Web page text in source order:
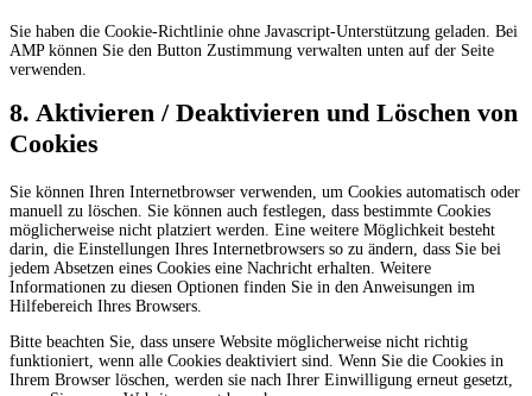
Sie haben die Cookie-Richtlinie ohne Javascript-Unterstützung geladen. Bei
AMP können Sie den Button Zustimmung verwalten unten auf der Seite
verwenden.
8. Aktivieren / Deaktivieren und Löschen von
Cookies
Sie können Ihren Internetbrowser verwenden, um Cookies automatisch oder
manuell zu löschen. Sie können auch festlegen, dass bestimmte Cookies
möglicherweise nicht platziert werden. Eine weitere Möglichkeit besteht
darin, die Einstellungen Ihres Internetbrowsers so zu ändern, dass Sie bei
jedem Absetzen eines Cookies eine Nachricht erhalten. Weitere
Informationen zu diesen Optionen finden Sie in den Anweisungen im
Hilfebereich Ihres Browsers.
Bitte beachten Sie, dass unsere Website möglicherweise nicht richtig
funktioniert, wenn alle Cookies deaktiviert sind. Wenn Sie die Cookies in
Ihrem Browser löschen, werden sie nach Ihrer Einwilligung erneut gesetzt,